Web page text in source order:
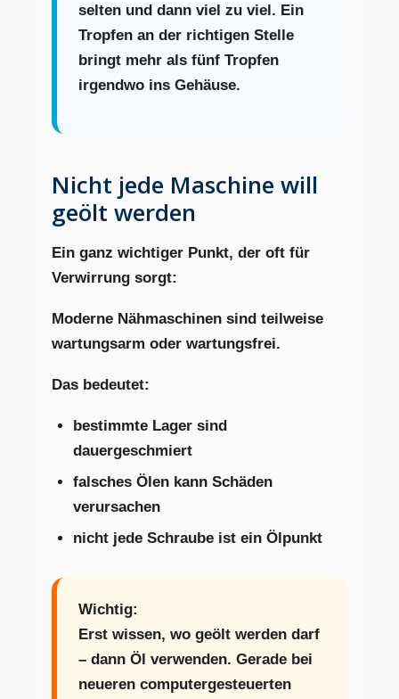
selten und dann viel zu viel. Ein
Tropfen an der richtigen Stelle
bringt mehr als fünf Tropfen
irgendwo ins Gehäuse.
Nicht jede Maschine will
geölt werden
Ein ganz wichtiger Punkt, der oft für
Verwirrung sorgt:
Moderne Nähmaschinen sind teilweise
wartungsarm oder wartungsfrei.
Das bedeutet:
bestimmte Lager sind
dauergeschmiert
falsches Ölen kann Schäden
verursachen
nicht jede Schraube ist ein Ölpunkt
Wichtig:
Erst wissen, wo geölt werden darf
– dann Öl verwenden. Gerade bei
neueren computergesteuerten